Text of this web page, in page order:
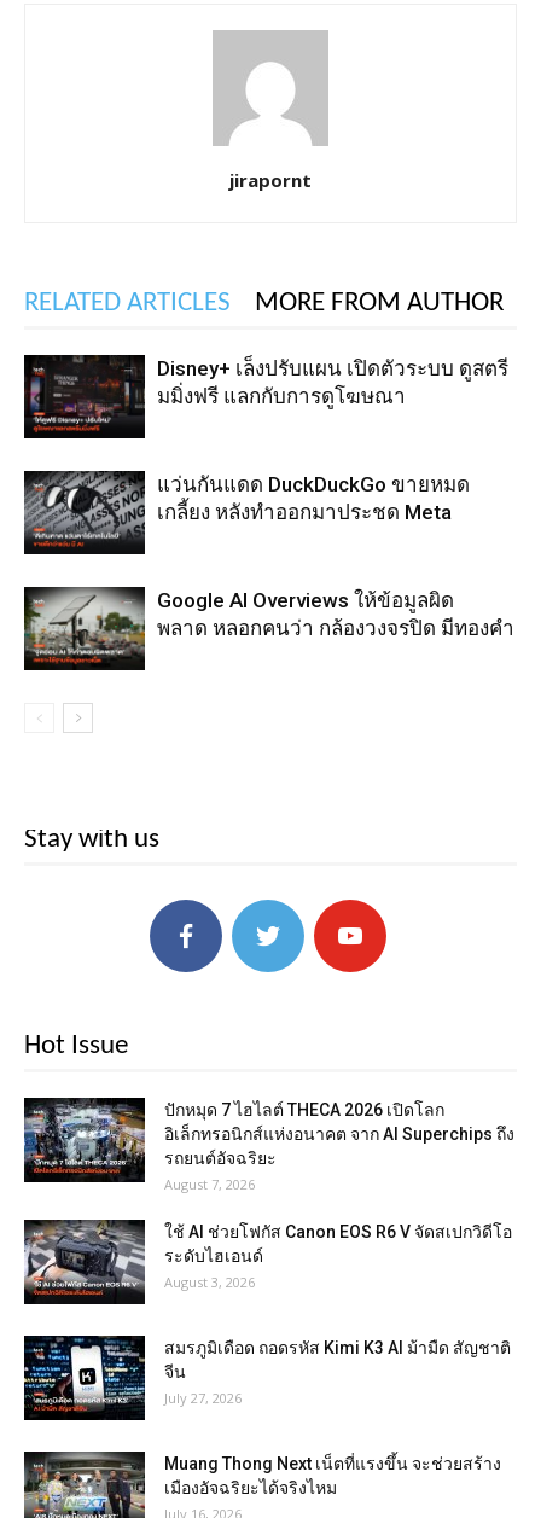
jirapornt
RELATED ARTICLES MORE FROM AUTHOR
Disney+ เล็งปรับแผน เปิดตัวระบบ ดูสตรี
มมิ่งฟรี แลกกับการดูโฆษณา
แว่นกันแดด DuckDuckGo ขายหมด
เกลี้ยง หลังทำออกมาประชด Meta
Google AI Overviews ให้ข้อมูลผิด
พลาด หลอกคนว่า กล้องวงจรปิด มีทองคำ
Stay with us
Hot Issue
ปักหมุด 7 ไฮไลต์ THECA 2026 เปิดโลก
อิเล็กทรอนิกส์แห่งอนาคต จาก AI Superchips ถึง
รถยนต์อัจฉริยะ
August 7, 2026
ใช้ AI ช่วยโฟกัส Canon EOS R6 V จัดสเปกวิดีโอ
ระดับไฮเอนด์
August 3, 2026
สมรภูมิเดือด ถอดรหัส Kimi K3 AI ม้ามืด สัญชาติ
จีน
July 27, 2026
Muang Thong Next เน็ตที่แรงขึ้น จะช่วยสร้าง
เมืองอัจฉริยะได้จริงไหม
July 16, 2026